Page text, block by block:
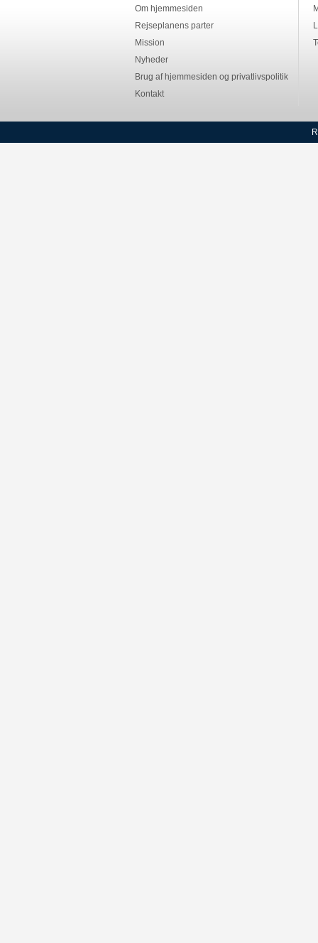
Om hjemmesiden
Rejseplanens parter
Mission
Nyheder
Brug af hjemmesiden og privatlivspolitik
Kontakt